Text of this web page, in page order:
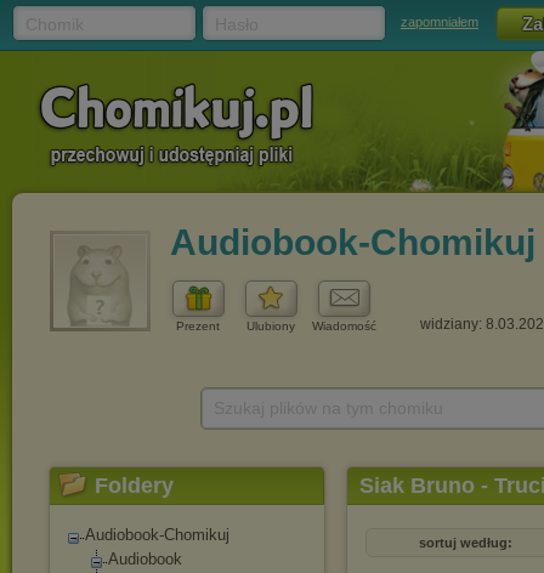
zapomniałem
Audiobook-Chomikuj
Prezent Ulubiony Wiadomość widziany:
Foldery
Audiobook-Chomikuj
Audiobook
Siak Bruno -
sortuj według: